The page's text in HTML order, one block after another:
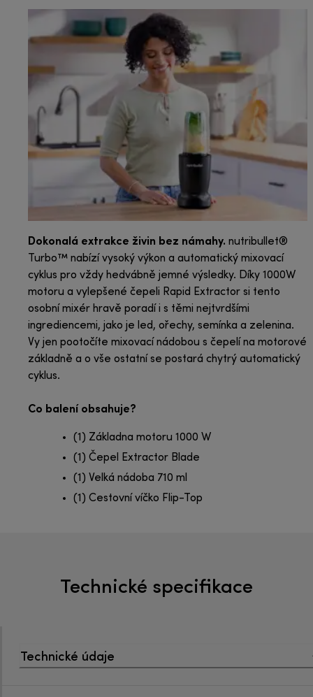
Dokonalá extrakce živin bez námahy. nutribullet®
Turbo™ nabízí vysoký výkon a automatický mixovací
cyklus pro vždy hedvábně jemné výsledky. Díky 1000W
motoru a vylepšené čepeli Rapid Extractor si tento
osobní mixér hravě poradí i s těmi nejtvrdšími
ingrediencemi, jako je led, ořechy, semínka a zelenina.
Vy jen pootočíte mixovací nádobou s čepelí na motorové
základně a o vše ostatní se postará chytrý automatický
cyklus.
Co balení obsahuje?
(1) Základna motoru 1000 W
(1) Čepel Extractor Blade
(1) Velká nádoba 710 ml
(1) Cestovní víčko Flip-Top
Technické specifikace
Technické údaje